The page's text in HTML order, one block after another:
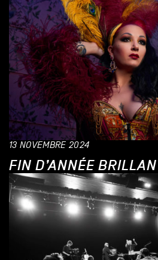
13 NOVEMBRE 2024
FIN D’ANNÉE